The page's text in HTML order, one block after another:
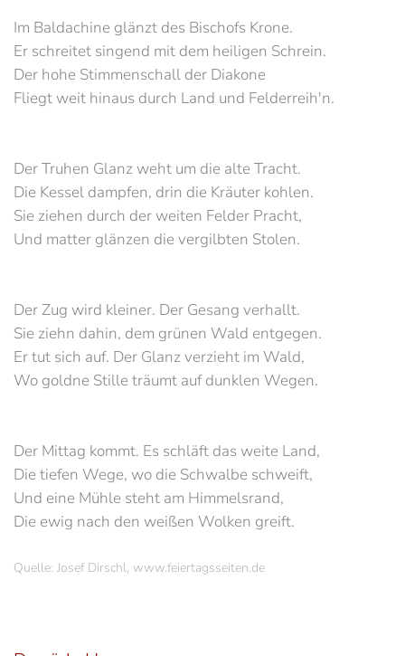
Im Baldachine glänzt des Bischofs Krone.
Er schreitet singend mit dem heiligen Schrein.
Der hohe Stimmenschall der Diakone
Fliegt weit hinaus durch Land und Felderreih'n.
Der Truhen Glanz weht um die alte Tracht.
Die Kessel dampfen, drin die Kräuter kohlen.
Sie ziehen durch der weiten Felder Pracht,
Und matter glänzen die vergilbten Stolen.
Der Zug wird kleiner. Der Gesang verhallt.
Sie ziehn dahin, dem grünen Wald entgegen.
Er tut sich auf. Der Glanz verzieht im Wald,
Wo goldne Stille träumt auf dunklen Wegen.
Der Mittag kommt. Es schläft das weite Land,
Die tiefen Wege, wo die Schwalbe schweift,
Und eine Mühle steht am Himmelsrand,
Die ewig nach den weißen Wolken greift.
Quelle: Josef Dirschl, www.feiertagsseiten.de